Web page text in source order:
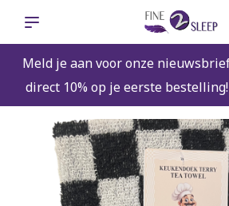
Meld je aan voor onze
direct 10% op je eerste bestelling!